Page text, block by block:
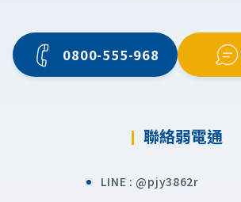
聯絡弱電通
LINE : @pjy3862r
0800-555-968